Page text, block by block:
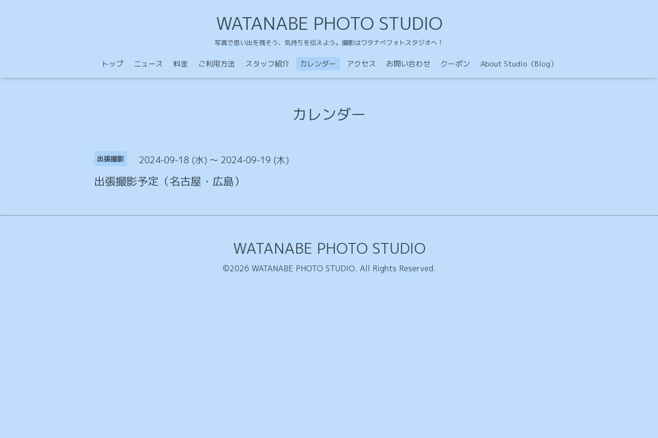
WATANABE PHOTO STUDIO
写真で思い出を残そう、気持ちを伝えよう。撮影はワタナベフォトスタジオへ！
トップ ニュース 料金 ご利用方法 スタッフ紹介 カレンダー アクセス お問い合わせ クーポン About Studio（Blog）
カレンダー
出張撮影 2024-09-18 (水) ～ 2024-09-19 (木)
出張撮影予定（名古屋・広島）
WATANABE PHOTO STUDIO
©2026 WATANABE PHOTO STUDIO. All Rights Reserved.